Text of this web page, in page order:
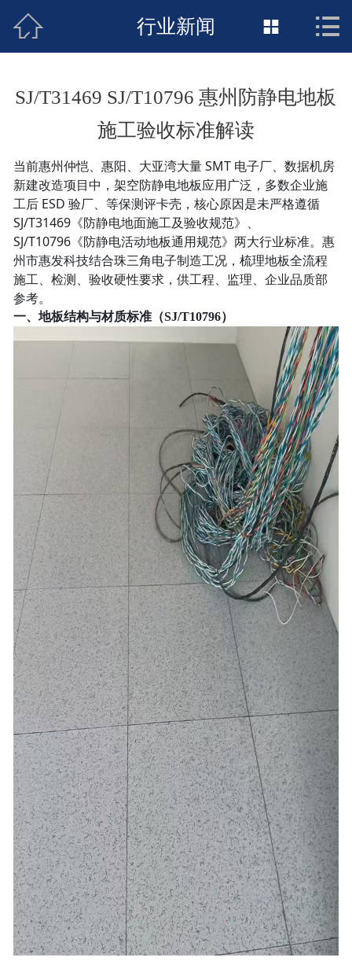
接地工程首页
新闻动态
荣誉资质
案例展示
联络惠发
 行业新闻  
SJ/T31469 SJ/T10796 惠州防静电地板
施工验收标准解读
当前惠州仲恺、惠阳、大亚湾大量 SMT 电子厂、数据机房
新建改造项目中，架空防静电地板应用广泛，多数企业施
工后 ESD 验厂、等保测评卡壳，核心原因是未严格遵循
SJ/T31469《防静电地面施工及验收规范》、
SJ/T10796《防静电活动地板通用规范》两大行业标准。惠
州市惠发科技结合珠三角电子制造工况，梳理地板全流程
施工、检测、验收硬性要求，供工程、监理、企业品质部
参考。
一、地板结构与材质标准（SJ/T10796）